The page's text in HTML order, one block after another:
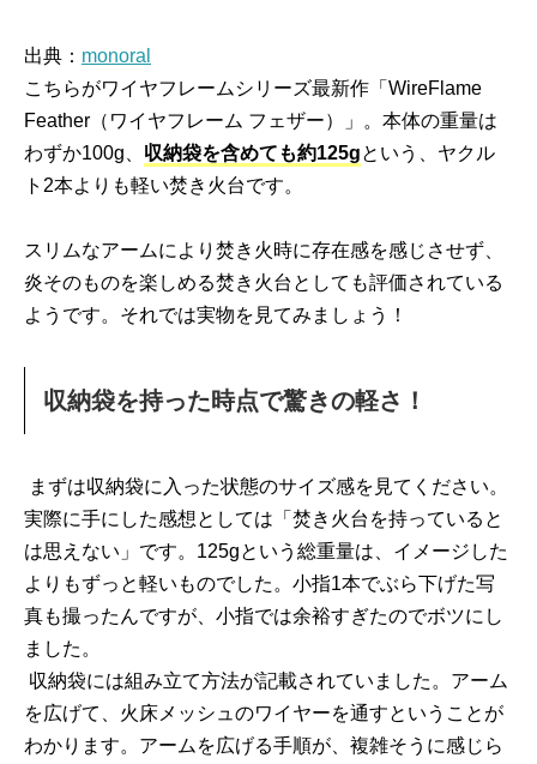
出典： monoral
こちらがワイヤフレームシリーズ最新作「WireFlame
Feather（ワイヤフレーム フェザー）」。本体の重量は
わずか100g、 収納袋を含めても約125gという、ヤクル
ト2本よりも軽い焚き火台です。
スリムなアームにより焚き火時に存在感を感じさせず、
炎そのものを楽しめる焚き火台としても評価されている
ようです。それでは実物を見てみましょう！
収納袋を持った時点で驚きの軽さ！
まずは収納袋に入った状態のサイズ感を見てください。
実際に手にした感想としては「焚き火台を持っていると
は思えない」です。125gという総重量は、イメージした
よりもずっと軽いものでした。小指1本でぶら下げた写
真も撮ったんですが、小指では余裕すぎたのでボツにし
ました。
収納袋には組み立て方法が記載されていました。アーム
を広げて、火床メッシュのワイヤーを通すということが
わかります。アームを広げる手順が、複雑そうに感じら